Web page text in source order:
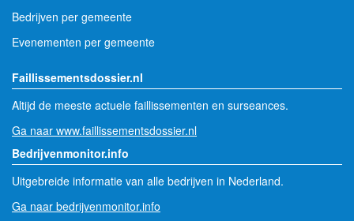
Bedrijven per gemeente
Evenementen per gemeente
Faillissementsdossier.nl
Altijd de meeste actuele faillissementen en surseances.
Ga naar www.faillissementsdossier.nl
Bedrijvenmonitor.info
Uitgebreide informatie van alle bedrijven in Nederland.
Ga naar bedrijvenmonitor.info